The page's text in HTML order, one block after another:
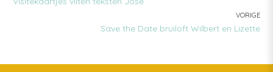
VORIGE
VORIGE:
Save the Date bruiloft Wilbert en Lizette